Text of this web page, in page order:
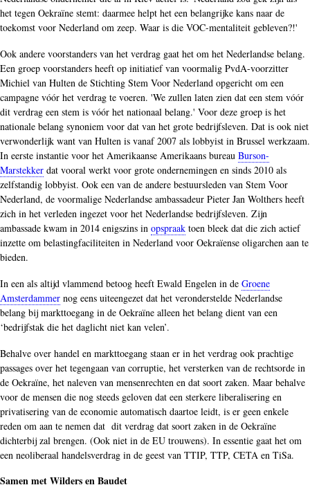
het tegen Oekraïne stemt: daarmee helpt het een belangrijke kans naar de
toekomst voor Nederland om zeep. Waar is die VOC-mentaliteit gebleven?!'
Ook andere voorstanders van het verdrag gaat het om het Nederlandse belang.
Een groep voorstanders heeft op initiatief van voormalig PvdA-voorzitter
Michiel van Hulten de Stichting Stem Voor Nederland opgericht om een
campagne vóór het verdrag te voeren. 'We zullen laten zien dat een stem vóór
dit verdrag een stem is vóór het nationaal belang.' Voor deze groep is het
nationale belang synoniem voor dat van het grote bedrijfsleven. Dat is ook niet
verwonderlijk want van Hulten is vanaf 2007 als lobbyist in Brussel werkzaam.
In eerste instantie voor het Amerikaanse Amerikaans bureau Burson-
Marstekker dat vooral werkt voor grote ondernemingen en sinds 2010 als
zelfstandig lobbyist. Ook een van de andere bestuursleden van Stem Voor
Nederland, de voormalige Nederlandse ambassadeur Pieter Jan Wolthers heeft
zich in het verleden ingezet voor het Nederlandse bedrijfsleven. Zijn
ambassade kwam in 2014 enigszins in opspraak toen bleek dat die zich actief
inzette om belastingfaciliteiten in Nederland voor Oekraïense oligarchen aan te
bieden.
In een als altijd vlammend betoog heeft Ewald Engelen in de Groene
Amsterdammer nog eens uiteengezet dat het veronderstelde Nederlandse
belang bij markttoegang in de Oekraïne alleen het belang dient van een
‘bedrijfstak die het daglicht niet kan velen’.
Behalve over handel en markttoegang staan er in het verdrag ook prachtige
passages over het tegengaan van corruptie, het versterken van de rechtsorde in
de Oekraïne, het naleven van mensenrechten en dat soort zaken. Maar behalve
voor de mensen die nog steeds geloven dat een sterkere liberalisering en
privatisering van de economie automatisch daartoe leidt, is er geen enkele
reden om aan te nemen dat dit verdrag dat soort zaken in de Oekraïne
dichterbij zal brengen. (Ook niet in de EU trouwens). In essentie gaat het om
een neoliberaal handelsverdrag in de geest van TTIP, TTP, CETA en TiSa.
Samen met Wilders en Baudet